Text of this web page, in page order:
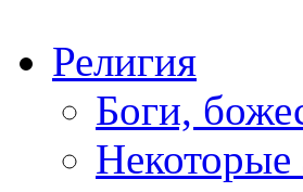
Религия
Боги,